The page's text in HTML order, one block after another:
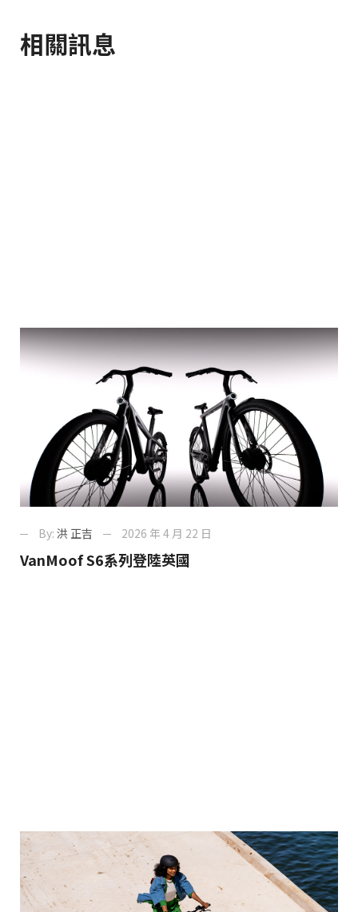
相關訊息
By: 洪 正吉 2026 年 4 月 22 日
VanMoof S6系列登陸英國